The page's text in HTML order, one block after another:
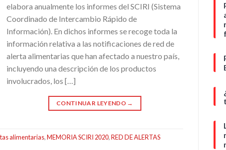
elabora anualmente los informes del SCIRI (Sistema
Coordinado de Intercambio Rápido de
Información). En dichos informes se recoge toda la
información relativa a las notificaciones de red de
alerta alimentarias que han afectado a nuestro país,
incluyendo una descripción de los productos
involucrados, los […]
CONTINUAR LEYENDO →
alimentarias,MEMORIA SCIRI 2020,RED DE ALERTAS